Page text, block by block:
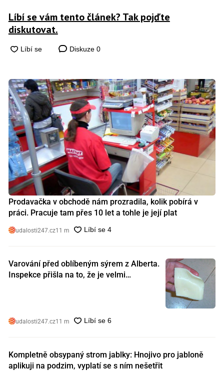
Líbí se vám tento článek? Tak pojďte
diskutovat.
Diskuze 0
Prodavačka v obchodě nám prozradila, kolik pobírá v
práci. Pracuje tam přes 10 let a tohle je její plat
udalosti247.cz11 m
Varování před oblíbeným sýrem z Alberta.
Inspekce přišla na to, že je velmi
udalosti247.cz11 m
Kompletně obsypaný strom jablky: Hnojivo pro jabloně
aplikuji na podzim, vyplatí se s ním nešetřit